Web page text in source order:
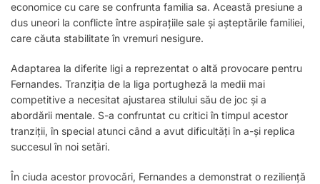
economice cu care se confrunta familia sa. Această presiune a
dus uneori la conflicte între aspirațiile sale și așteptările familiei,
care căuta stabilitate în vremuri nesigure.
Adaptarea la diferite ligi a reprezentat o altă provocare pentru
Fernandes. Tranziția de la liga portugheză la medii mai
competitive a necesitat ajustarea stilului său de joc și a
abordării mentale. S-a confruntat cu critici în timpul acestor
tranziții, în special atunci când a avut dificultăți în a-și replica
succesul în noi setări.
În ciuda acestor provocări, Fernandes a demonstrat o reziliență